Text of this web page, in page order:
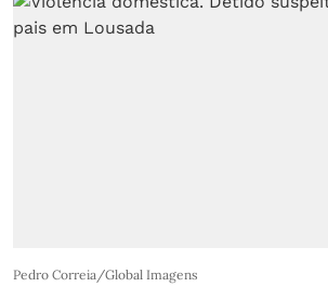
Pedro Correia/Global Imagens